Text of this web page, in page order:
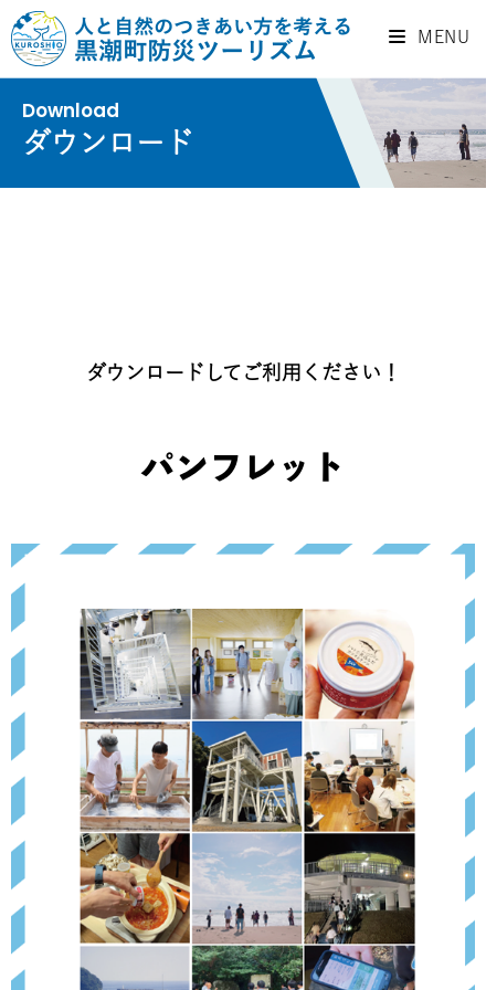
MENU
Download
ダウンロード
ダウンロードしてご利用ください！
パンフレット